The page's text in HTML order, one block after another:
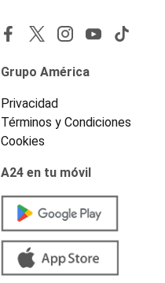
Grupo América
Privacidad
Términos y Condiciones
Cookies
A24 en tu móvil